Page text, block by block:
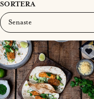
SORTERA